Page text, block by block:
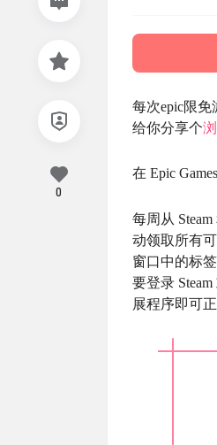
每次epic限
给你分享个
在 Epic
每周从
动领取所有
窗口中的标
要登录
展程序即可正
0